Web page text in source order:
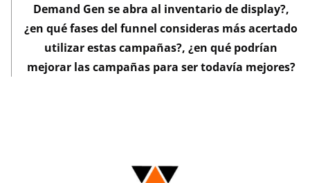
Demand Gen se abra al inventario de display?,
¿en qué fases del funnel consideras más acertado
utilizar estas campañas?, ¿en qué podrían
mejorar las campañas para ser todavía mejores?